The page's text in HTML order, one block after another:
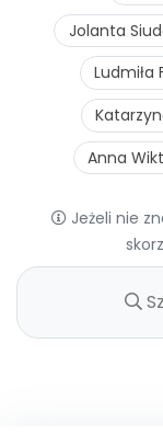
Jolanta
Ludmiła
Anna
Jeżeli nie